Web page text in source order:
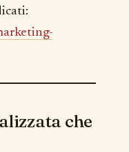
che